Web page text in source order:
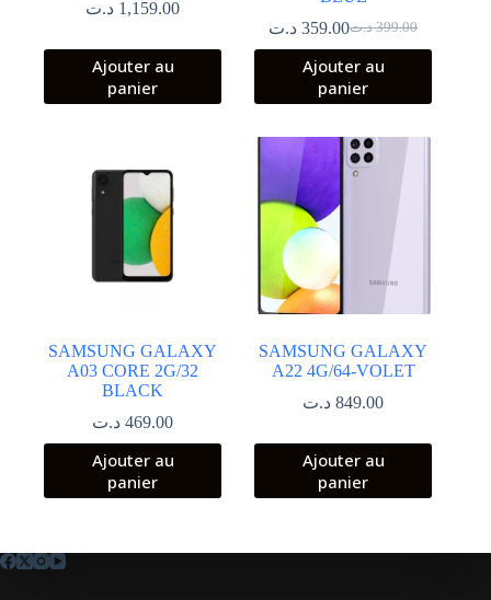
1,159.00 د.ت
Ajouter au
panier
399.00 د.تLe
prix
initial
était :
359.00 د.ت
Le
prix
actuel
est :
Ajouter au
panier
SAMSUNG GALAXY
A03 CORE 2G/32
BLACK
469.00 د.ت
Ajouter au
panier
SAMSUNG GALAXY
A22 4G/64-VOLET
849.00 د.ت
Ajouter au
panier